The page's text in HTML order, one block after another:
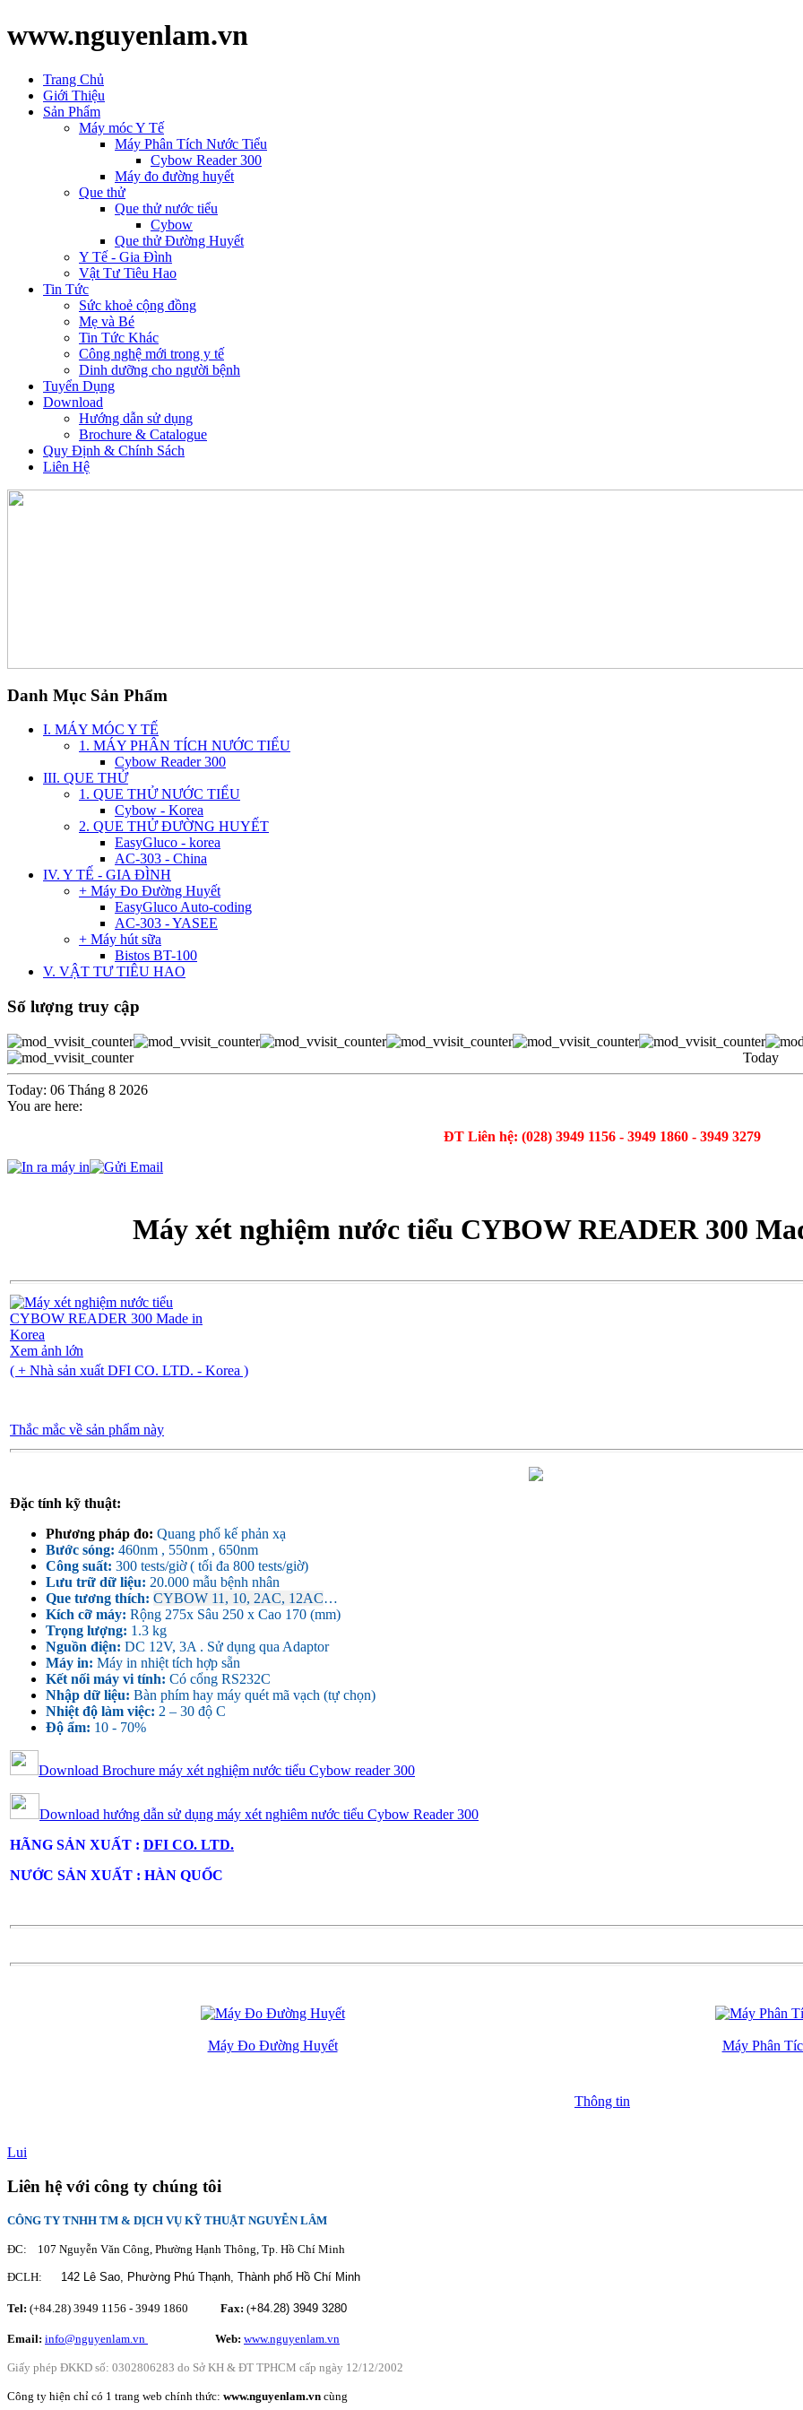
www.nguyenlam.vn
Trang Chủ
Giới Thiệu
Sản Phẩm
Máy móc Y Tế
Máy Phân Tích Nước Tiểu
Cybow Reader 300
Máy đo đường huyết
Que thử
Que thử nước tiểu
Cybow
Que thử Đường Huyết
Y Tế - Gia Đình
Vật Tư Tiêu Hao
Tin Tức
Sức khoẻ cộng đồng
Mẹ và Bé
Tin Tức Khác
Công nghệ mới trong y tế
Dinh dưỡng cho người bệnh
Tuyển Dụng
Download
Hướng dẫn sử dụng
Brochure & Catalogue
Quy Định & Chính Sách
Liên Hệ
Danh Mục Sản Phẩm
I. MÁY MÓC Y TẾ
1. MÁY PHÂN TÍCH NƯỚC TIỂU
Cybow Reader 300
III. QUE THỬ
1. QUE THỬ NƯỚC TIỂU
Cybow - Korea
2. QUE THỬ ĐƯỜNG HUYẾT
EasyGluco - korea
AC-303 - China
IV. Y TẾ - GIA ĐÌNH
+ Máy Đo Đường Huyết
EasyGluco Auto-coding
AC-303 - YASEE
+ Máy hút sữa
Bistos BT-100
V. VẬT TƯ TIÊU HAO
Số lượng truy cập
Today
Today: 06 Tháng 8 2026
You are here:
ĐT Liên hệ: (028) 3949 1156 - 3949 1860 - 3949 3279
Máy xét nghiệm nước tiểu CYBOW READER 300
Xem ảnh lớn
( + Nhà sản xuất DFI CO. LTD. - Korea )
Thắc mắc về sản phẩm này
Đặc tính kỹ thuật:
Phương pháp đo: Quang phổ kế phản xạ
Bước sóng: 460nm , 550nm , 650nm
Công suất: 300 tests/giờ ( tối đa 800 tests/giờ)
Lưu trữ dữ liệu: 20.000 mẫu bệnh nhân
Que tương thích: CYBOW 11, 10, 2AC, 12AC…
Kích cỡ máy: Rộng 275x Sâu 250 x Cao 170 (mm)
Trọng lượng: 1.3 kg
Nguồn điện: DC 12V, 3A . Sử dụng qua Adaptor
Máy in: Máy in nhiệt tích hợp sẵn
Kết nối máy vi tính: Có cổng RS232C
Nhập dữ liệu: Bàn phím hay máy quét mã vạch (tự chọn)
Nhiệt độ làm việc: 2 – 30 độ C
Độ ẩm: 10 - 70%
Download Brochure máy xét nghiệm nước tiểu Cybow reader 300
Download hướng dẫn sử dụng máy xét nghiêm nước tiểu Cybow Reader 300
HÃNG SẢN XUẤT : DFI CO. LTD.
NƯỚC SẢN XUẤT : HÀN QUỐC
Máy Đo Đường Huyết Máy Phân
Thông tin
Lui
Liên hệ với công ty chúng tôi
CÔNG TY TNHH TM & DỊCH VỤ KỸ THUẬT NGUYỄN LÂM
ĐC: 107 Nguyễn Văn Công, Phường Hạnh Thông, Tp. Hồ Chí Minh
ĐCLH: 142 Lê Sao, Phường Phú Thạnh, Thành phố Hồ Chí Minh
Tel: (+84.28) 3949 1156 - 3949 1860 Fax: (+84.28) 3949 3280
Email: info@nguyenlam.vn Web: www.nguyenlam.vn
Giấy phép ĐKKD số: 0302806283 do Sở KH & ĐT TPHCM cấp ngày 12/12/2002
Công ty hiện chỉ có 1 trang web chính thức: www.nguyenlam.vn cùng